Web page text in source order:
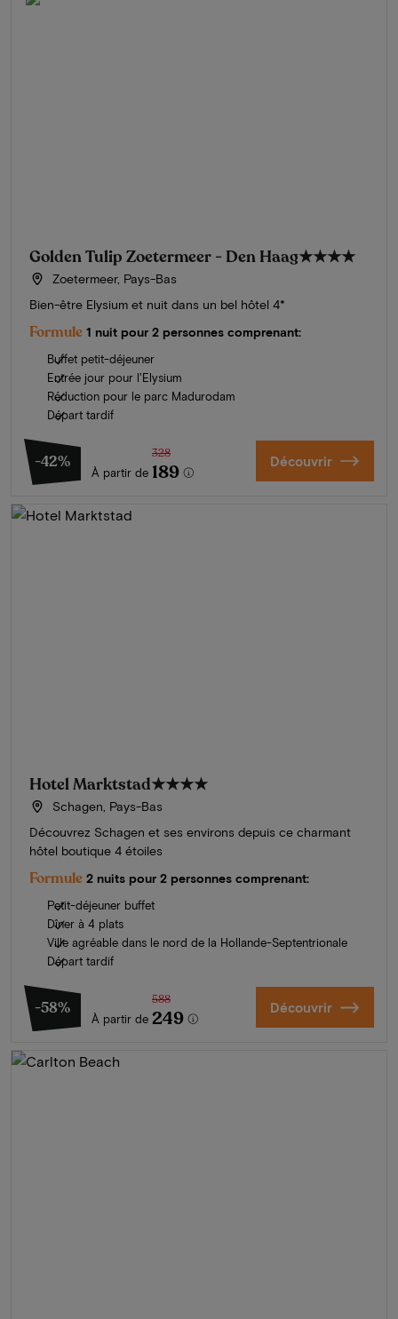
Golden Tulip Zoetermeer - Den Haag★★★★
Zoetermeer, Pays-Bas
Bien-être Elysium et nuit dans un bel hôtel 4*
Formule 1 nuit pour 2 personnes comprenant:
Buffet petit-déjeuner
Entrée jour pour l'Elysium
Réduction pour le parc Madurodam
Départ tardif
-42%
À partir de
328
189 Découvrir
Hotel Marktstad★★★★
Schagen, Pays-Bas
Découvrez Schagen et ses environs depuis ce charmant
hôtel boutique 4 étoiles
Formule 2 nuits pour 2 personnes comprenant:
Petit-déjeuner buffet
Dîner à 4 plats
Ville agréable dans le nord de la Hollande-Septentrionale
Départ tardif
-58%
À partir de
588
249 Découvrir